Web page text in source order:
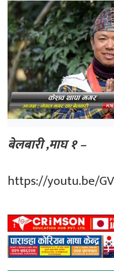
बेलबारी ,माघ १ –
https://youtu.be/